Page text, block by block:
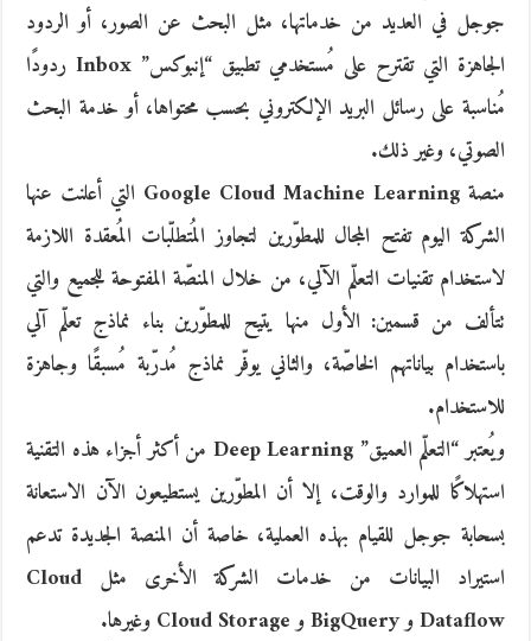
جوجل في العديد من خدماتها، مثل البحث عن الصور، أو الردود
الجاهزة التي تقترح على مُستخدمي تطبيق “إنبوكس” Inbox ردودًا
مُناسبة على رسائل البريد الإلكتروني بحسب محتواها، أو خدمة البحث
الصوتي، وغير ذلك.
منصة Google Cloud Machine Learning التي أعلنت عنها
الشركة اليوم تفتح المجال للمطوّرين لتجاوز المُتطلّبات المُعقدة اللازمة
لاستخدام تقنيات التعلّم الآلي، من خلال المنصّة المفتوحة للجميع والتي
تتألف من قسمين: الأول منها يتيح للمطوّرين بناء نماذج تعلّم آلي
باستخدام بياناتهم الخاصّة، والثاني يوفّر نماذج مُدرّبة مُسبقًا وجاهزة
للاستخدام.
ويُعتبر “التعلّم العميق” Deep Learning من أكثر أجزاء هذه التقنية
استهلاكًا للموارد والوقت، إلا أن المطوّرين يستطيعون الآن الاستعانة
بسحابة جوجل للقيام بهذه العملية، خاصة أن المنصة الجديدة تدعم
استيراد البيانات من خدمات الشركة الأخرى مثل Cloud
Dataflow و BigQuery و Cloud Storage وغيرها.